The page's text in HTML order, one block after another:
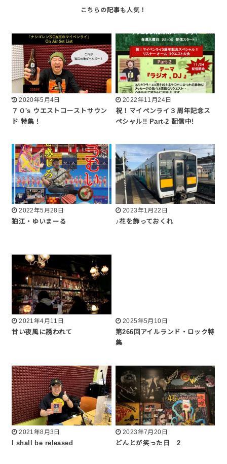
2020年5月4日
７０'s ウエストコーストサウン
ド 特集 !
2022年11月24日
祝！マイペンライ３周年記念ス
ペシャル!! Part-2 配信中!
2022年5月28日
狛江・ゆいまーる
2023年1月22日
♪花を飾っておくれ
2021年4月11日
甘い夜風に誘われて
2025年5月10日
第266回アイルランド・ロック特
集
2021年8月3日
I shall be released
2023年7月20日
どんとが笑った日 2